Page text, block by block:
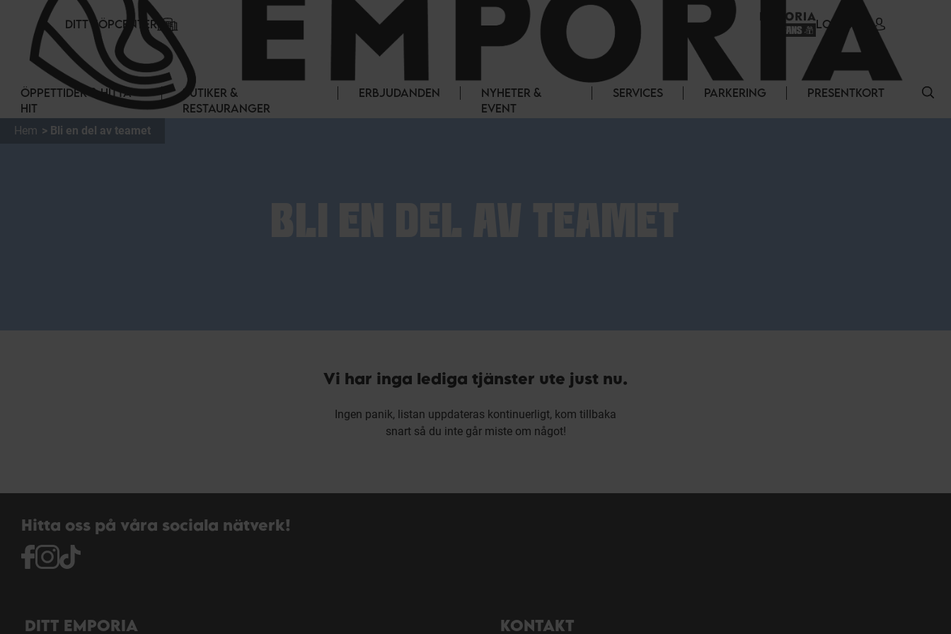
DITT KÖPCENTER LOGGA IN
ÖPPETTIDER & HITTA
HIT
BUTIKER &
RESTAURANGER
ERBJUDANDEN
NYHETER &
EVENT
SERVICES PARKERING PRESENTKORT
Hem Bli en del av teamet
Vi har inga lediga tjänster ute just nu.
Ingen panik, listan uppdateras kontinuerligt, kom tillbaka
snart så du inte går miste om något!
Hitta oss på våra sociala nätverk!
DITT EMPORIA KONTAKT
Cookie- hanteringspanel